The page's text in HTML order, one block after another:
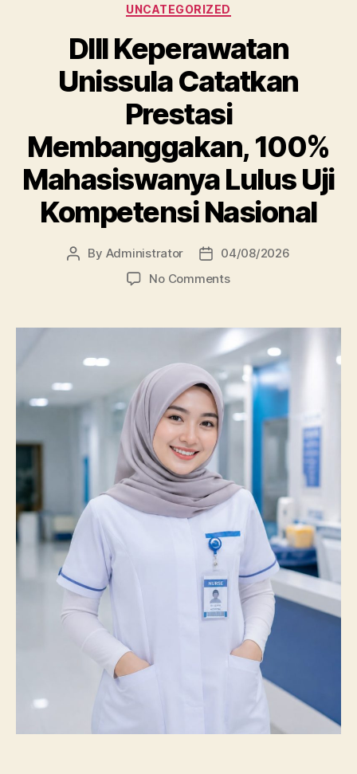
Categories
UNCATEGORIZED
DIII Keperawatan
Unissula Catatkan
Prestasi
Membanggakan, 100%
Mahasiswanya Lulus Uji
Kompetensi Nasional
Post
By Administrator
Post
date
04/08/2026
No Commentson
Unissula
Catatkan
Prestasi
Membanggakan,
100%
Mahasiswanya
Kompetensi
Nasional